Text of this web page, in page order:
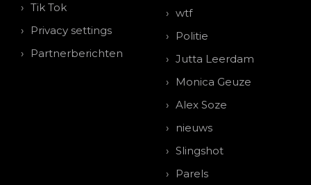
Tik Tok
Privacy settings
Partnerberichten
wtf
Politie
Jutta Leerdam
Monica Geuze
Alex Soze
nieuws
Slingshot
Parels